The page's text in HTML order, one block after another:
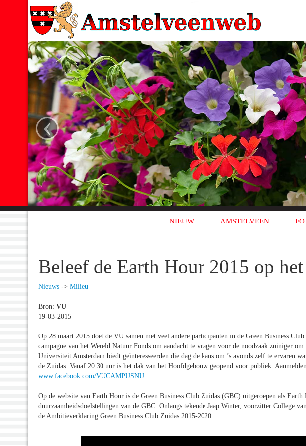
‹
NIEUW AMSTELVEEN
Beleef de Earth Hour 2015 op
Nieuws -> Milieu
Bron: VU
19-03-2015
Op 28 maart 2015 doet de VU samen met veel andere participanten in de Green Business
campagne van het Wereld Natuur Fonds om aandacht te vragen voor de noodzaak zuiniger
Universiteit Amsterdam biedt geïnteresseerden die dag de kans om ’s avonds zelf te ervaren
de Zuidas. Vanaf 20.30 uur is het dak van het Hoofdgebouw geopend voor publiek.
www.facebook.com/VUCAMPUSNU
Op de website van Earth Hour is de Green Business Club Zuidas (GBC) uitgeroepen als
duurzaamheidsdoelstellingen van de GBC. Onlangs tekende Jaap Winter, voorzitter College
de Ambitieverklaring Green Business Club Zuidas 2015-2020.